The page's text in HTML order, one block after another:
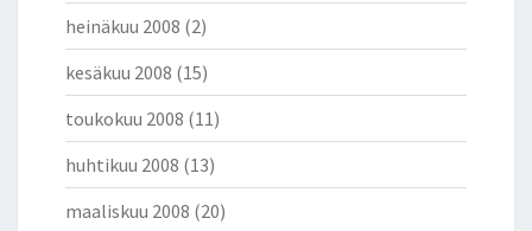
heinäkuu 2008 (2)
kesäkuu 2008 (15)
toukokuu 2008 (11)
huhtikuu 2008 (13)
maaliskuu 2008 (20)